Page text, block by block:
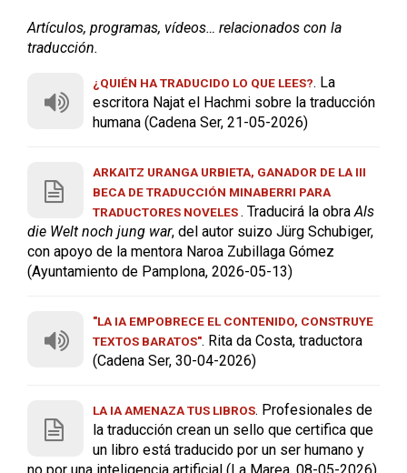
Artículos, programas, vídeos… relacionados con la
traducción.
¿QUIÉN HA TRADUCIDO LO QUE LEES?. La
escritora Najat el Hachmi sobre la traducción
humana (Cadena Ser, 21-05-2026)
ARKAITZ URANGA URBIETA, GANADOR DE LA III
BECA DE TRADUCCIÓN MINABERRI PARA
TRADUCTORES NOVELES. Traducirá la obraAls
die Welt noch jung war, del autor suizo Jürg Schubiger,
con apoyo de la mentora Naroa Zubillaga Gómez
(Ayuntamiento de Pamplona, 2026-05-13)
"LA IA EMPOBRECE EL CONTENIDO, CONSTRUYE
TEXTOS BARATOS". Rita da Costa, traductora
(Cadena Ser, 30-04-2026)
LA IA AMENAZA TUS LIBROS. Profesionales de
la traducción crean un sello que certifica que
un libro está traducido por un ser humano y